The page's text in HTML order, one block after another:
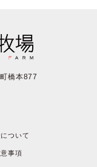
橋本877
ついて
事項